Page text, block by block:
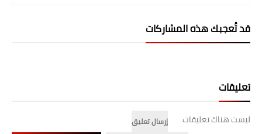
قد تُعجبك هذه المشاركات
تعليقات
ليست هناك تعليقات
إرسال تعليق